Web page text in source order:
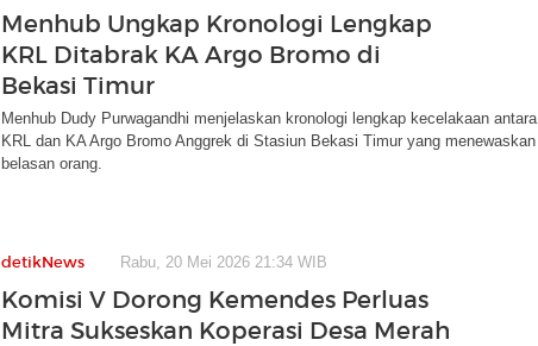
Menhub Ungkap Kronologi Lengkap
KRL Ditabrak KA Argo Bromo di
Bekasi Timur
Menhub Dudy Purwagandhi menjelaskan kronologi lengkap kecelakaan antara
KRL dan KA Argo Bromo Anggrek di Stasiun Bekasi Timur yang menewaskan
belasan orang.
detikNews Rabu, 20 Mei 2026 21:34 WIB
Komisi V Dorong Kemendes Perluas
Mitra Sukseskan Koperasi Desa Merah